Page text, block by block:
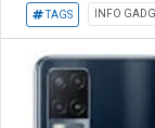
TAGS INFO